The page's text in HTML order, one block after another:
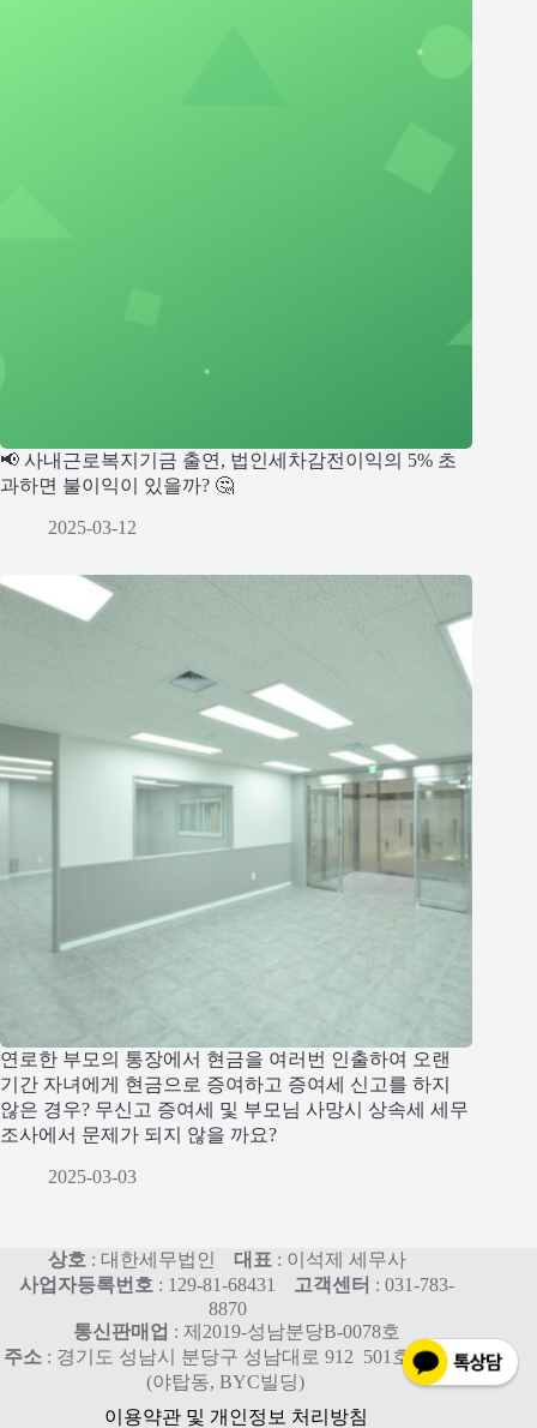
📢 사내근로복지기금 출연, 법인세차감전이익의 5% 초
과하면 불이익이 있을까? 🤔
2025-03-12
연로한 부모의 통장에서 현금을 여러번 인출하여 오랜
기간 자녀에게 현금으로 증여하고 증여세 신고를 하지
않은 경우? 무신고 증여세 및 부모님 사망시 상속세 세무
조사에서 문제가 되지 않을 까요?
2025-03-03
상호 : 대한세무법인 대표 : 이석제 세무사
사업자등록번호 : 129-81-68431 고객센터 : 031-783-
8870
통신판매업 : 제2019-성남분당B-0078호
주소 : 경기도 성남시 분당구 성남대로 912 501호, 515호
(야탑동, BYC빌딩)
이용약관 및 개인정보 처리방침